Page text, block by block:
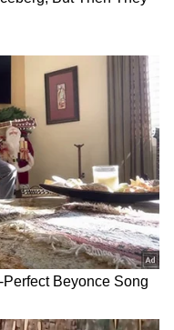
ವಾಸಿಸುವ
ಒಂದು
SMVT
ಅಥವಾ
ಸಾರಿಗೆಯ
ನಿವಾಸಿಗಳು